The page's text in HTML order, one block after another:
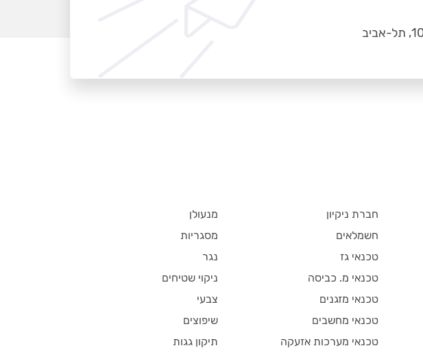
חברת ניקיון
חשמלאים
טכנאי גז
טכנאי מ. כביסה
טכנאי מזגנים
טכנאי מחשבים
טכנאי מערכות אזעקה
מנעולן
מסגריות
נגר
ניקוי שטיחים
צבעי
שיפוצים
תיקון גגות